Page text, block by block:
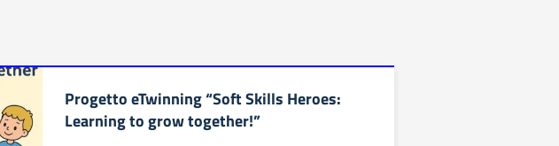
Progetto eTwinning “Soft Skills Heroes:
Learning to grow together!”